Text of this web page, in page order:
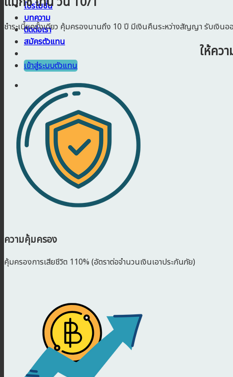
โปรโมชั่น
บทความ
ติดต่อเรา
สมัครตัวแทน
เข้าสู่ระบบตัวแทน
ชำระเบี้ยครั้งเดียว คุ้มครองนานถึง 10 ปี มีเงินคืนระหว่างสัญญา รับเ
ให้คว
ความคุ้มครอง
คุ้มครองการเสียชีวิต 110% (อัตราต่อจำนวนเงินเอาประกันภัย)